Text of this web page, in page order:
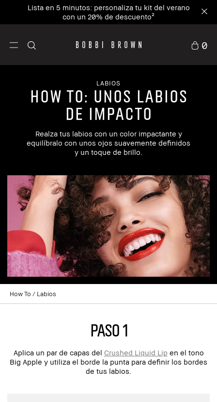
Lista en 5 minutos: personaliza tu kit del verano
con un 20% de descuento²
0
LABIOS
How To: Unos labios
de impacto
Realza tus labios con un color impactante y
equilíbralo con unos ojos suavemente definidos
y un toque de brillo.
How To Labios
Paso 1
Aplica un par de capas del Crushed Liquid Lip en el tono
Big Apple y utiliza el borde la punta para definir los bordes
de tus labios.